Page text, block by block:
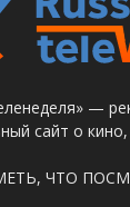
—
сайт о
ЧТО